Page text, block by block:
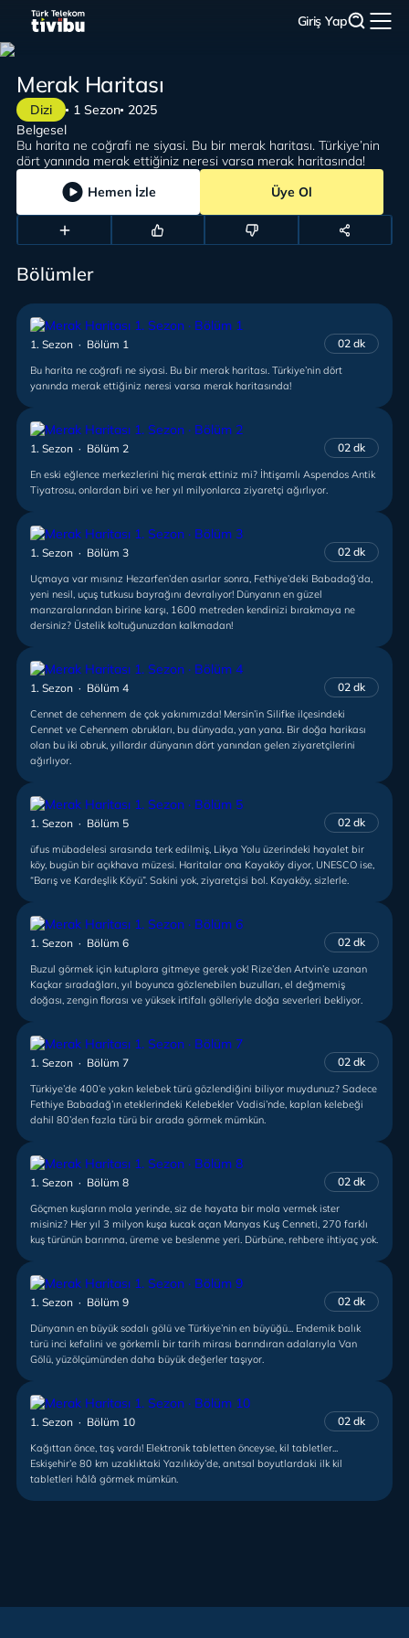
Giriş Yap
Dizi 1 Sezon 2025
Merak Haritası
Bu harita ne coğrafi ne siyasi. Bu bir merak haritası. Türkiye’nin
dört yanında merak ettiğiniz neresi varsa merak haritasında!
Belgesel
Hemen İzle Üye Ol
Bölümler
1. Sezon · Bölüm 1 02 dk
Bu harita ne coğrafi ne siyasi. Bu bir merak haritası. Türkiye’nin dört
yanında merak ettiğiniz neresi varsa merak haritasında!
1. Sezon · Bölüm 2 02 dk
En eski eğlence merkezlerini hiç merak ettiniz mi? İhtişamlı Aspendos Antik
Tiyatrosu, onlardan biri ve her yıl milyonlarca ziyaretçi ağırlıyor.
1. Sezon · Bölüm 3 02 dk
Uçmaya var mısınız Hezarfen’den asırlar sonra, Fethiye’deki Babadağ’da,
yeni nesil, uçuş tutkusu bayrağını devralıyor! Dünyanın en güzel
manzaralarından birine karşı, 1600 metreden kendinizi bırakmaya ne
dersiniz? Üstelik koltuğunuzdan kalkmadan!
1. Sezon · Bölüm 4 02 dk
Cennet de cehennem de çok yakınımızda! Mersin’in Silifke ilçesindeki
Cennet ve Cehennem obrukları, bu dünyada, yan yana. Bir doğa harikası
olan bu iki obruk, yıllardır dünyanın dört yanından gelen ziyaretçilerini
ağırlıyor.
1. Sezon · Bölüm 5 02 dk
üfus mübadelesi sırasında terk edilmiş, Likya Yolu üzerindeki hayalet bir
köy, bugün bir açıkhava müzesi. Haritalar ona Kayaköy diyor, UNESCO ise,
“Barış ve Kardeşlik Köyü”. Sakini yok, ziyaretçisi bol. Kayaköy, sizlerle.
1. Sezon · Bölüm 6 02 dk
Buzul görmek için kutuplara gitmeye gerek yok! Rize’den Artvin’e uzanan
Kaçkar sıradağları, yıl boyunca gözlenebilen buzulları, el değmemiş
doğası, zengin florası ve yüksek irtifalı gölleriyle doğa severleri bekliyor.
1. Sezon · Bölüm 7 02 dk
Türkiye’de 400’e yakın kelebek türü gözlendiğini biliyor muydunuz? Sadece
Fethiye Babadağ’ın eteklerindeki Kelebekler Vadisi’nde, kaplan kelebeği
dahil 80’den fazla türü bir arada görmek mümkün.
1. Sezon · Bölüm 8 02 dk
Göçmen kuşların mola yerinde, siz de hayata bir mola vermek ister
misiniz? Her yıl 3 milyon kuşa kucak açan Manyas Kuş Cenneti, 270 farklı
kuş türünün barınma, üreme ve beslenme yeri. Dürbüne, rehbere ihtiyaç yok.
1. Sezon · Bölüm 9 02 dk
Dünyanın en büyük sodalı gölü ve Türkiye’nin en büyüğü... Endemik balık
türü inci kefalini ve görkemli bir tarih mirası barındıran adalarıyla Van
Gölü, yüzölçümünden daha büyük değerler taşıyor.
1. Sezon · Bölüm 10 02 dk
Kağıttan önce, taş vardı! Elektronik tabletten önceyse, kil tabletler...
Eskişehir’e 80 km uzaklıktaki Yazılıköy’de, anıtsal boyutlardaki ilk kil
tabletleri hâlâ görmek mümkün.